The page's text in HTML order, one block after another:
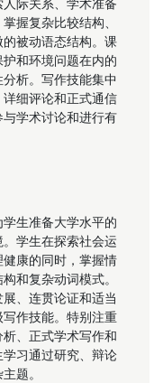
握复杂比较结构、
被动语态结构。课
和环境问题在内的
析。写作技能集中
细评论和正式通信
与学术讨论和进行有
生准备大学水平的
学生在探索社会运
康的同时，掌握情
和复杂动词模式。
、连贯论证和适当
作技能。特别注重
、正式学术写作和
习通过研究、辩论
题。